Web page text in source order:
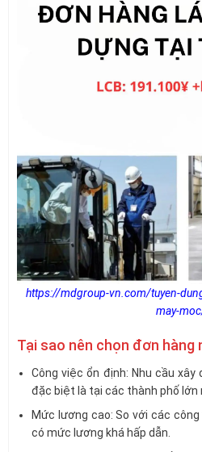
https://mdgroup-vn.com/tuyen-
may-
Tại sao nên chọn đơn hàng
Công việc ổn định: Nhu cầu
đặc biệt là tại các thành phố lớn
Mức lương cao: So với các
có mức lương khá hấp dẫn.